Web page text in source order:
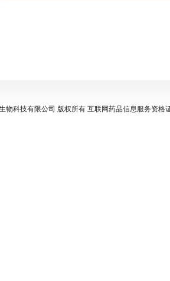
物科技有限公司 版权所有 互联网药品信息服务资格